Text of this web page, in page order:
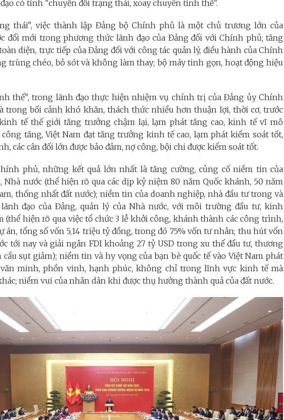
có tính "chuyển đổi trạng thái, xoay chuyển tình thế".
thái", việc thành lập Đảng bộ Chính phủ là một chủ trương lớn của
đổi mới trong phương thức lãnh đạo của Đảng đối với Chính phủ; tăng
diện, trực tiếp của Đảng đối với công tác quản lý, điều hành của Chính
trùng chéo, bỏ sót và không làm thay; bộ máy tinh gọn, hoạt động hiệu
thế", trong lãnh đạo thực hiện nhiệm vụ chính trị của Đảng ủy Chính
trong bối cảnh khó khăn, thách thức nhiều hơn thuận lợi, thời cơ, trước
tế thế giới tăng trưởng chậm lại, lạm phát tăng cao, kinh tế vĩ mô
tăng, Việt Nam đạt tăng trưởng kinh tế cao, lạm phát kiểm soát tốt,
các cân đối lớn được bảo đảm, nợ công, bội chi được kiểm soát tốt.
phủ, những kết quả lớn nhất là tăng cường, củng cố niềm tin của
Nhà nước (thể hiện rõ qua các dịp kỷ niệm 80 năm Quốc khánh, 50 năm
thống nhất đất nước); niềm tin của doanh nghiệp, nhà đầu tư trong và
đạo của Đảng, quản lý của Nhà nước, với môi trường đầu tư, kinh
(thể hiện rõ qua việc tổ chức 3 lễ khởi công, khánh thành các công trình,
án, tổng số vốn 5,14 triệu tỷ đồng, trong đó 75% vốn tư nhân; thu hút vốn
tới nay và giải ngân FDI khoảng 27 tỷ USD trong xu thế đầu tư, thương
sụt giảm); niềm tin và hy vọng của bạn bè quốc tế vào Việt Nam phát
minh, phồn vinh, hạnh phúc, không chỉ trong lĩnh vực kinh tế mà
niềm vui của nhân dân khi được thụ hưởng thành quả của đất nước.